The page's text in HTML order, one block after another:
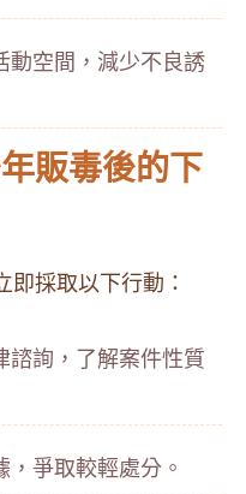
動空間，減少不良誘
販毒後的下
即採取以下行動：
諮詢，了解案件性質
爭取較輕處分。